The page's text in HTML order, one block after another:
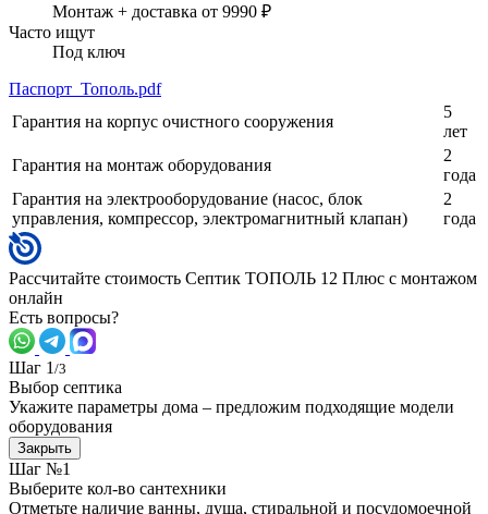
Монтаж + доставка от 9990 ₽
Часто ищут
Под ключ
Паспорт_Тополь.pdf
Гарантия на корпус очистного сооружения
5
лет
Гарантия на монтаж оборудования
2
года
Гарантия на электрооборудование (насос, блок
управления, компрессор, электромагнитный клапан)
2
года
Рассчитайте стоимость Септик ТОПОЛЬ 12 Плюс с монтажом
онлайн
Есть вопросы?
Шаг 1 /3
Выбор септика
Укажите параметры дома – предложим подходящие модели
оборудования
Закрыть
Шаг №1
Выберите кол-во сантехники
Отметьте наличие ванны, душа, стиральной и посудомоечной